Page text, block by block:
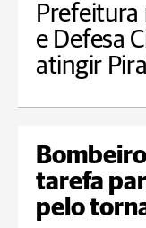
Prefeitura
e Defesa
atingir
tarefa
pelo